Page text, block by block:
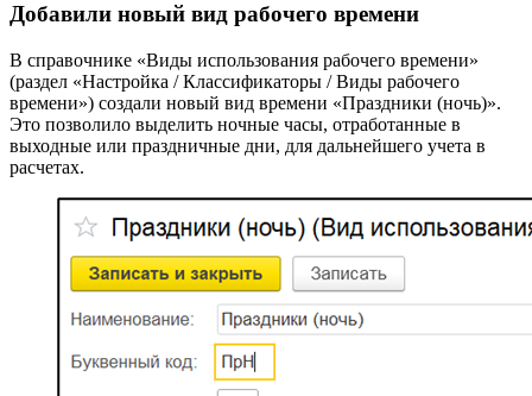
Добавили новый вид рабочего времени
В справочнике «Виды использования рабочего времени»
(раздел «Настройка / Классификаторы / Виды рабочего
времени») создали новый вид времени «Праздники (ночь)».
Это позволило выделить ночные часы, отработанные в
выходные или праздничные дни, для дальнейшего учета в
расчетах.